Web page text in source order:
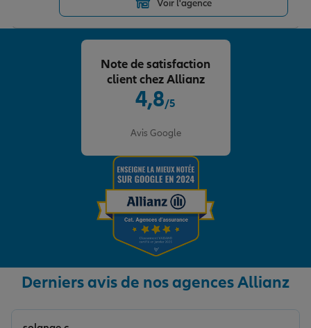
Voir l'agence
4,8/5
Avis Google
Note de satisfaction
client chez Allianz
Derniers avis de nos agences Allianz